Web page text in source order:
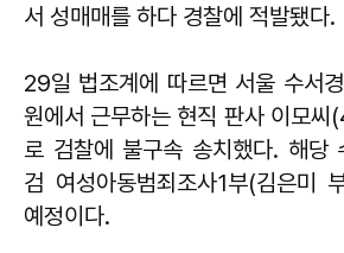
서 성매매를 하다 경찰에 적발됐다.
29일 법조계에 따르면 서울 수서
원에서 근무하는 현직 판사 이모씨
로 검찰에 불구속 송치했다. 해당
검 여성아동범죄조사1부(김은미
예정이다.